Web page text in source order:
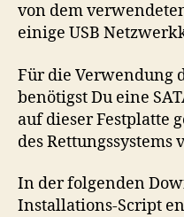
von dem
einige USB
Für die Verwendung
benötigst Du eine
auf dieser Festplatte
des Rettungssystems
In der folgenden
Installations-Script